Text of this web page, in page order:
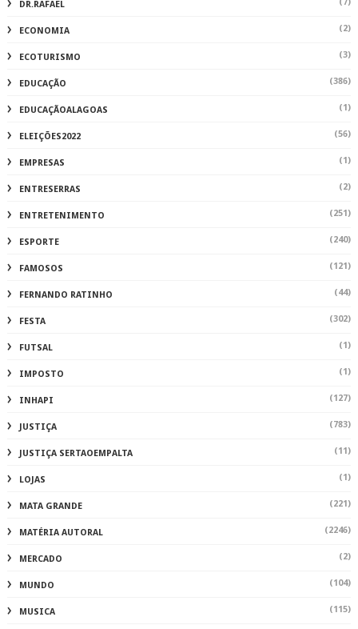
DR.RAFAEL
ECONOMIA (2)
ECOTURISMO (3)
EDUCAÇÃO (386)
EDUCAÇÃOALAGOAS (1)
ELEIÇÕES2022 (56)
EMPRESAS (1)
ENTRESERRAS (2)
ENTRETENIMENTO (251)
ESPORTE (240)
FAMOSOS (121)
FERNANDO RATINHO (44)
FESTA (302)
FUTSAL (1)
IMPOSTO (1)
INHAPI (127)
JUSTIÇA (783)
JUSTIÇA SERTAOEMPALTA (11)
LOJAS (1)
MATA GRANDE (221)
MATÉRIA AUTORAL (2246)
MERCADO (2)
MUNDO (104)
MUSICA (115)